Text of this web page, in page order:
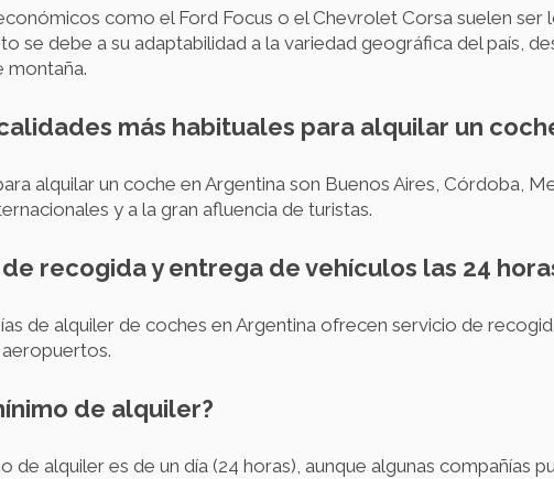
como el Ford Focus o el Chevrolet Corsa suelen ser
se debe a su adaptabilidad a la variedad geográfica del país,
montaña.
más habituales para alquilar un
alquilar un coche en Argentina son Buenos Aires, Córdoba,
y a la gran afluencia de turistas.
recogida y entrega de vehículos las 24
de alquiler de coches en Argentina ofrecen servicio de
de alquiler?
de alquiler es de un día (24 horas), aunque algunas compañías